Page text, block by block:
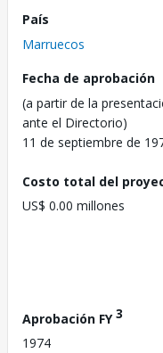
País
Marruecos
Fecha de aprobación
(a partir de la
ante el Directorio)
11 de septiembre de
Costo total del
US$ 0.00 millones
Aprobación FY3
1974